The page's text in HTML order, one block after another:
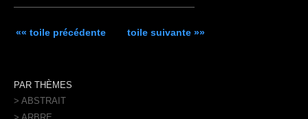
«« toile précédente toile suivante »»
PAR THÈMES
> ABSTRAIT